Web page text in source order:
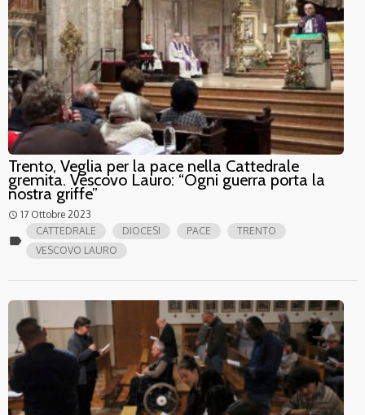
Trento, Veglia per la pace nella Cattedrale
gremita. Vescovo Lauro: “Ogni guerra porta la
nostra griffe”
access_time 17 Ottobre 2023
label
CATTEDRALE DIOCESI PACE
TRENTO
VESCOVO LAURO